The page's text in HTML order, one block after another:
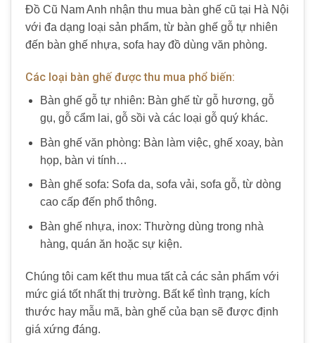
Đồ Cũ Nam Anh nhận thu mua bàn ghế cũ tại Hà Nội
với đa dạng loại sản phẩm, từ bàn ghế gỗ tự nhiên
đến bàn ghế nhựa, sofa hay đồ dùng văn phòng.
Các loại bàn ghế được thu mua phổ biến:
Bàn ghế gỗ tự nhiên: Bàn ghế từ gỗ hương, gỗ
gụ, gỗ cẩm lai, gỗ sồi và các loại gỗ quý khác.
Bàn ghế văn phòng: Bàn làm việc, ghế xoay, bàn
họp, bàn vi tính…
Bàn ghế sofa: Sofa da, sofa vải, sofa gỗ, từ dòng
cao cấp đến phổ thông.
Bàn ghế nhựa, inox: Thường dùng trong nhà
hàng, quán ăn hoặc sự kiện.
Chúng tôi cam kết thu mua tất cả các sản phẩm với
mức giá tốt nhất thị trường. Bất kể tình trạng, kích
thước hay mẫu mã, bàn ghế của bạn sẽ được định
giá xứng đáng.